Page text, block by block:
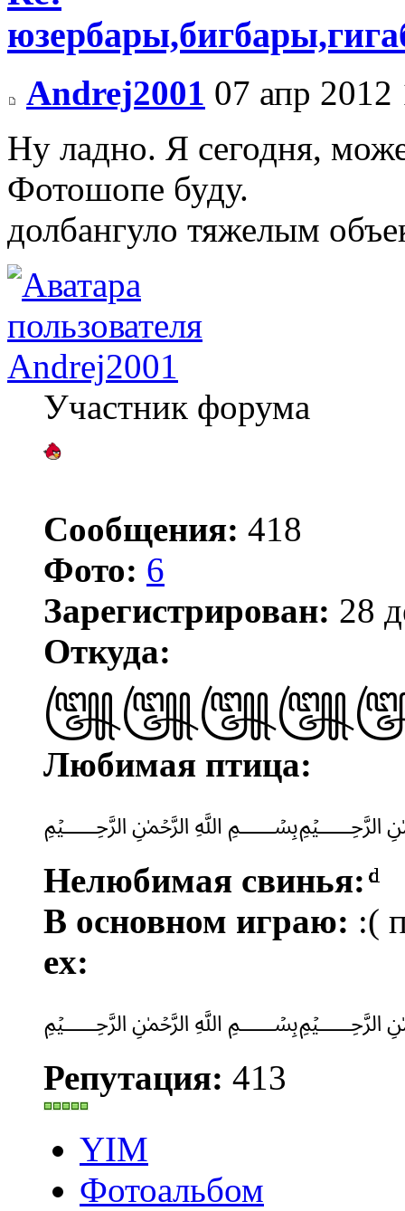
Andrej2001 07 апр 2012
Ну ладно. Я сегодня,
Фотошопе буду.
долбангуло тяжелым
Andrej2001
Участник форума
Сообщения: 418
Фото: 6
Зарегистрирован: 28
Откуда:
Любимая птица:
Нелюбимая свинья:ͩͩͩͩͩͩͩͩͩͩͩͩͩͩͩͩͩͩͩͩͩͩͩͩͩͩͩͩͩͩ
В основном играю: :(
ex:
Репутация: 413
YIM
Фотоальбом